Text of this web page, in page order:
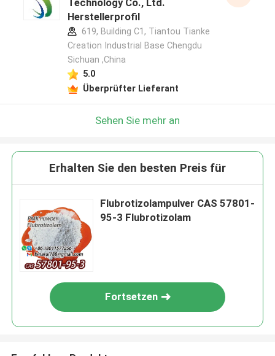
Technology Co., Ltd.
Herstellerprofil
619, Building C1, Tiantou Tianke
Creation Industrial Base Chengdu
Sichuan ,China
5.0
Überprüfter Lieferant
Sehen Sie mehr an
Erhalten Sie den besten Preis für
Flubrotizolampulver CAS 57801-
95-3 Flubrotizolam
Fortsetzen